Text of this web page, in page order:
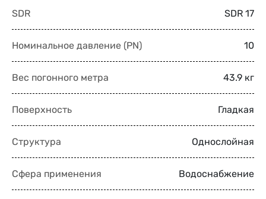
SDR SDR 17
Номинальное давление (PN) 10
Вес погонного метра 43.9 кг
Поверхность Гладкая
Структура Однослойная
Сфера применения Водоснабжение